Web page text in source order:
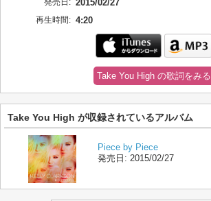
発売日: 2015/02/27
再生時間: 4:20
Take You High の歌詞をみる
Take You High が収録されているアルバム
Piece by Piece
発売日: 2015/02/27